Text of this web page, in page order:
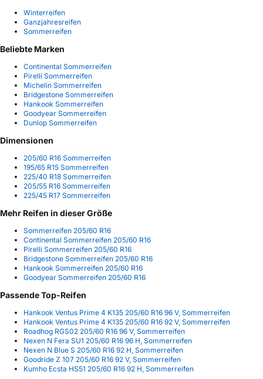
Winterreifen
Ganzjahresreifen
Sommerreifen
Beliebte Marken
Continental Sommerreifen
Pirelli Sommerreifen
Michelin Sommerreifen
Bridgestone Sommerreifen
Hankook Sommerreifen
Goodyear Sommerreifen
Dunlop Sommerreifen
Dimensionen
205/60 R16 Sommerreifen
195/65 R15 Sommerreifen
225/40 R18 Sommerreifen
205/55 R16 Sommerreifen
225/45 R17 Sommerreifen
Mehr Reifen in dieser Größe
Sommerreifen 205/60 R16
Continental Sommerreifen 205/60 R16
Pirelli Sommerreifen 205/60 R16
Bridgestone Sommerreifen 205/60 R16
Hankook Sommerreifen 205/60 R16
Goodyear Sommerreifen 205/60 R16
Passende Top-Reifen
Hankook Ventus Prime 4 K135 205/60 R16 96 V, Sommerreifen
Hankook Ventus Prime 4 K135 205/60 R16 92 V, Sommerreifen
Roadhog RGS02 205/60 R16 96 V, Sommerreifen
Nexen N Fera SU1 205/60 R16 96 H, Sommerreifen
Nexen N Blue S 205/60 R16 92 H, Sommerreifen
Goodride Z 107 205/60 R16 92 V, Sommerreifen
Kumho Ecsta HS51 205/60 R16 92 H, Sommerreifen